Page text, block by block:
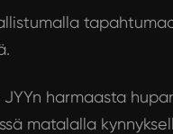
.
harmaasta
matalalla